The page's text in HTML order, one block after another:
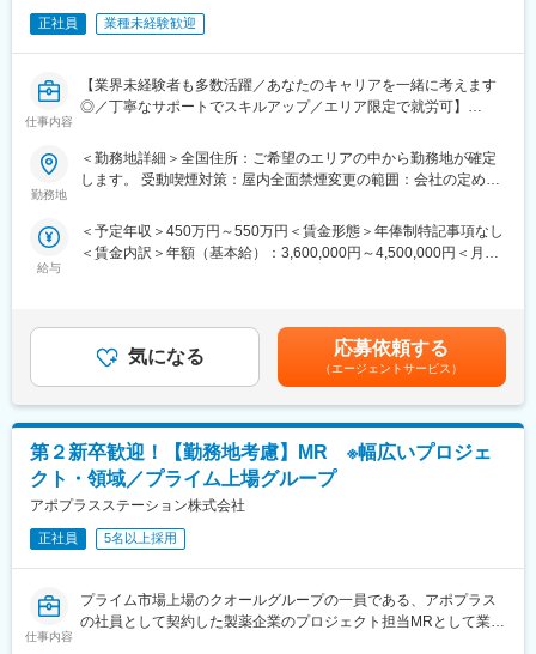
せていただきます
・世界100以上の国と地域／8万人の社員が、医薬品の臨床開発～
プロモーションに携わり、市場を流通するほぼすべての医薬品に
・日本においても業界トップシェアを誇り、常時100以上のPJが
稼働しています
・研修体制：製品研修、スキル研修、学術研修と、国内最大手だ
からこそ仕事に必要な知識やスキルをしっかりと身に付けられる
ル人材を育成する研修制度を整備しています。
・充実の待遇：同業他社の中でも平均給与の高さや日当の支給の
他、退職金や団体保険制度など福利厚生が充実しています。長期
就業が可能です。
タベース、ネットワークで多様なニーズにこたえるサービス展開
をしています。MRの現在のあり方だけでなく、プラスαの付加価
値が必要と捉え、従業員のキャリア開発、豊富なプロジェクトの
変更の範囲：会社の定める業務
正社員 業種未経験歓迎
仕事内容
【業界未経験者も多数活躍／あなたのキャリアを一緒に考えます
◎／丁寧なサポートでスキルアップ／エリア限定で就労可】
■業務内容
医療機器の営業担当者として、基幹病院などの医師や看護師など
医療従事者の方々と面談を行い、製品に関わる手技や情報提供な
・身につくスキル
専門家へ提案・交渉する力を磨けます。単に説明する力だけでな
■キャリアパス：
志向性や身につけたいスキルに応じて様々なキャリアパスがあり
ます。
・1つの領域（心臓外科や整形外科など）を極める
・複数のプロジェクトに参画して経験を広げる
・本社スタッフ（プロジェクトマネージャー、採用、研修担当）
にキャリアチェンジ
など、様々な可能性を探ることができるのが大きな魅力です。
能です！配属先メーカーからオファーを受けた場合は、メーカー
直雇用へ転籍するチャンスもあります。
勤務地
＜勤務地詳細＞全国住所：ご希望のエリアの中から勤務地が確定
します。 受動喫煙対策：屋内全面禁煙変更の範囲：会社の定める
給与
＜予定年収＞450万円～550万円＜賃金形態＞年俸制特記事項なし
＜賃金内訳＞年額（基本給）：3,600,000円～4,500,000円＜月額
として、同社が拠出します賃金はあくまでも目安の金額であり、
選考を通じて上下する可能性があります。月給(月額)は固定手当を
気になる 応募依頼する
（エージェントサービス）
第２新卒歓迎！【勤務地考慮】MR ※幅広いプロジェ
クト・領域／プライム上場グループ
アポプラスステーション株式会社
正社員 5名以上採用
仕事内容
プライム市場上場のクオールグループの一員である、アポプラス
の社員として契約した製薬企業のプロジェクト担当MRとして業務